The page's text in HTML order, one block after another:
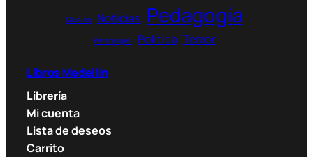
Música Noticias Pedagogía
Personajes Política Terror
Libros Medellín
Librería
Mi cuenta
Lista de deseos
Carrito